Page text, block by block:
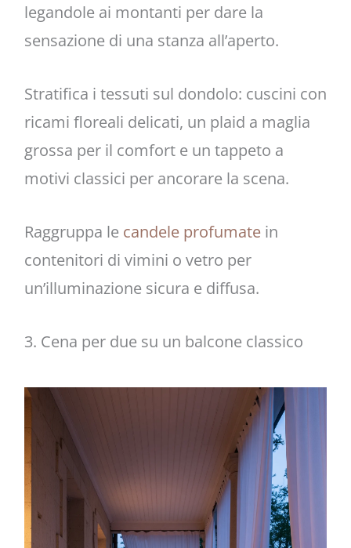
legandole ai montanti per dare la
sensazione di una stanza all’aperto.
Stratifica i tessuti sul dondolo: cuscini con
ricami floreali delicati, un plaid a maglia
grossa per il comfort e un tappeto a
motivi classici per ancorare la scena.
Raggruppa le candele profumatein
contenitori di vimini o vetro per
un’illuminazione sicura e diffusa.
3. Cena per due su un balcone classico